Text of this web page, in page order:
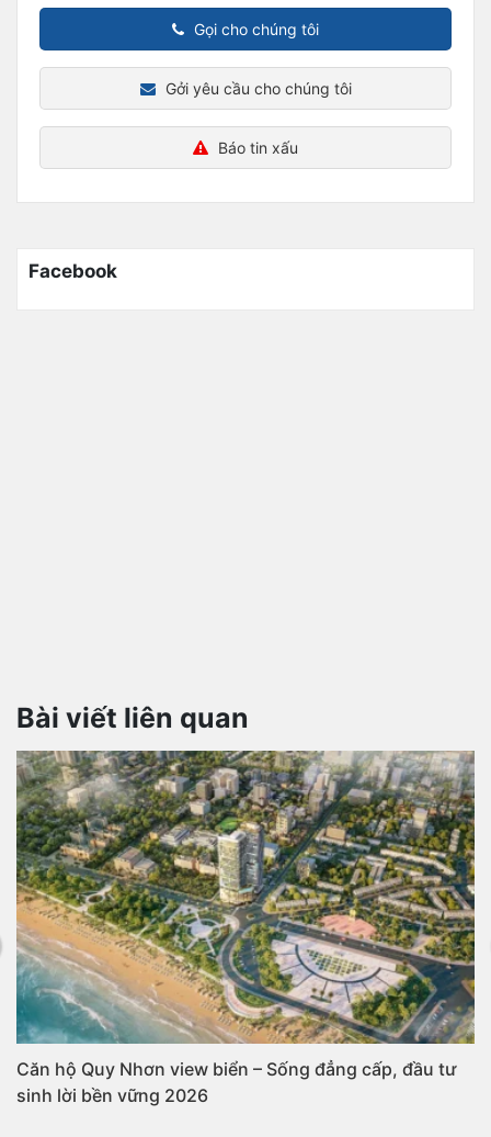
Gọi cho chúng tôi
Gởi yêu cầu cho chúng tôi
Báo tin xấu
Facebook
Bài viết liên quan
Căn hộ Quy Nhơn view biển – Sống đẳng cấp, đầu tư
sinh lời bền vững 2026